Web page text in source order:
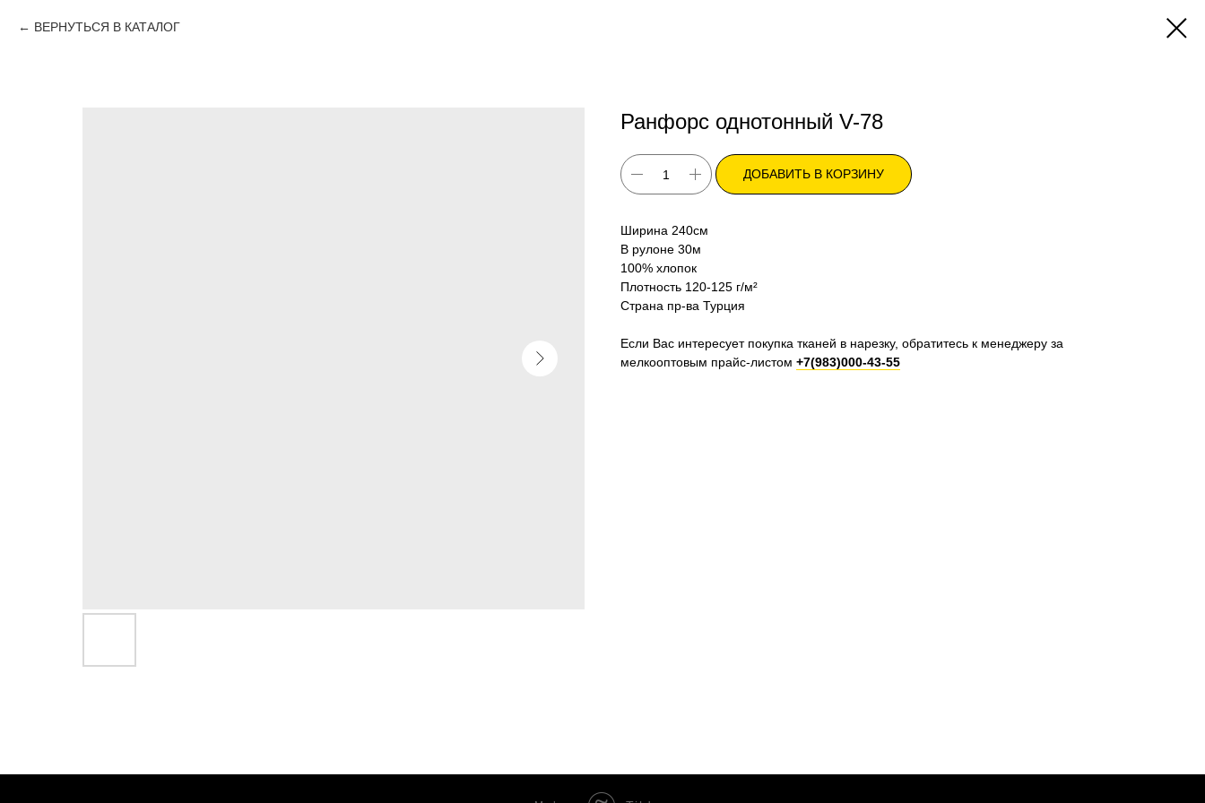
ВЕРНУТЬСЯ В КАТАЛОГ
Ранфорс однотонный V-78
ДОБАВИТЬ В КОРЗИНУ
Ширина 240см
В рулоне 30м
100% хлопок
Плотность 120-125 г/м²
Страна пр-ва Турция
Если Вас интересует покупка тканей в нарезку, обратитесь к менеджеру за
мелкооптовым прайс-листом +7(983)000-43-55